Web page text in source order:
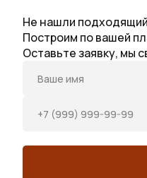
Не нашли
Построим повашей
Оставьте заявку, мы